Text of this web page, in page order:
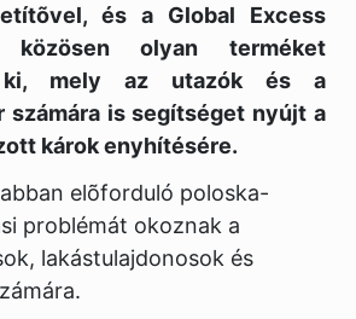
és a Global Excess
közösen olyan terméket
ki, mely az utazók és a
számára is segítséget nyújt a
károk enyhítésére.
elõforduló poloska-
problémát okoznak a
lakástulajdonosok és